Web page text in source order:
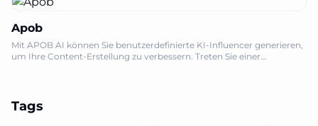
Apob
Mit APOB AI können Sie benutzerdefinierte KI-Influencer generieren,
um Ihre Content-Erstellung zu verbessern. Treten Sie einer
Tags